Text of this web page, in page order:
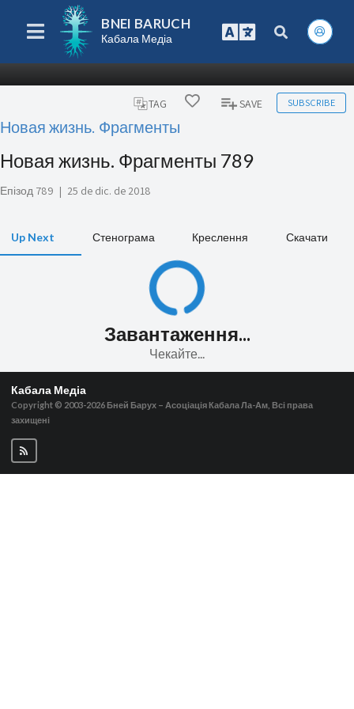
BNEI BARUCH
Кабала Медіа
TAG SAVE SUBSCRIBE
Новая жизнь. Фрагменты
Новая жизнь. Фрагменты 789
Епізод 789 | 25 de dic. de 2018
Up Next Стенограма Креслення Скачати
Завантаження...
Чекайте...
Кабала Медіа
Copyright © 2003-2026 Бней Барух – Асоціація Кабала Ла-Ам, Всі права
захищені